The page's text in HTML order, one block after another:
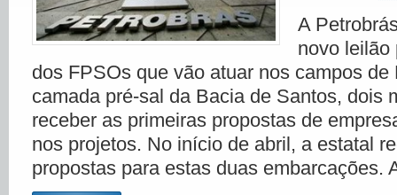
A
novo leilão
dos FPSOs que vão atuar nos campos de
camada pré-sal da Bacia de Santos, dois
receber as primeiras propostas de
nos projetos. No início de abril, a estatal
propostas para estas duas embarcações.